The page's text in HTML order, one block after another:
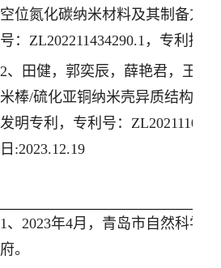
空位氮化碳纳米材料及其制备方
号： ZL202211434290.1 ，专利授权
2、田健，郭奕辰，薛艳君，王鑫
米棒/硫化亚铜纳米壳异质结构光
发明专利，专利号：
日 :2023.12.19
1 、 2023年4月，青岛市自然科学
府。